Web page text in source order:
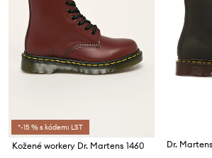
*-15 % s kódem: LST
Kožené workery Dr. Martens 1460